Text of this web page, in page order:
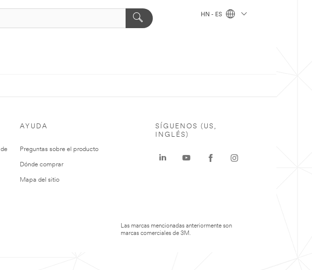
HN - ES
AYUDA
Preguntas sobre el producto
Dónde comprar
Mapa del sitio
SÍGUENOS (US,
INGLÉS)
Las marcas mencionadas anteriormente son
marcas comerciales de 3M.